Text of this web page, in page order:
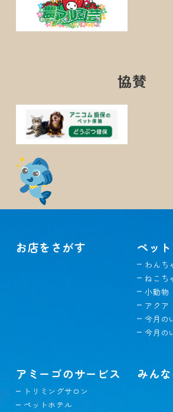
協賛
お店をさがす ペッ
わんち
ねこち
小動物
アクア
今月の
今月の
アミーゴのサービス
トリミングサロン
ペットホテル
みん